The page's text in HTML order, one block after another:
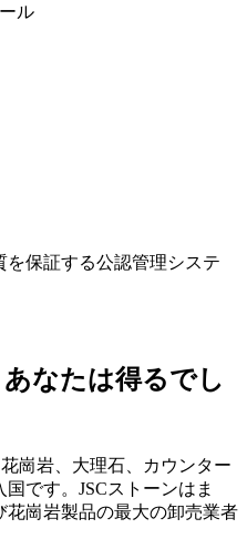
ル
保証する公認管理システ
なたは得るでし
崗岩、大理石、カウンター
です。JSCストーンはま
崗岩製品の最大の卸売業者